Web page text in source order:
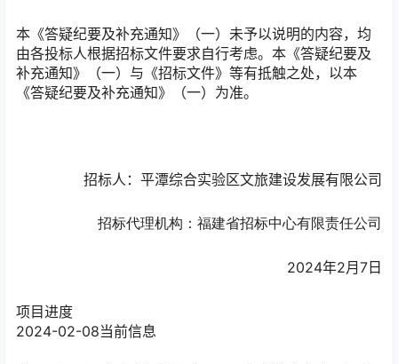
本《答疑纪要及补充通知》（一）未予以说明的内容，均
由各投标人根据招标文件要求自行考虑。本《答疑纪要及
补充通知》（一）与《招标文件》等有抵触之处，以本
《答疑纪要及补充通知》（一）为准。
招标人：平潭综合实验区文旅建设发展有限公司
招标代理机构： 福建省招标中心有限责任公司
2024年2月7日
项目进度
2024-02-08当前信息